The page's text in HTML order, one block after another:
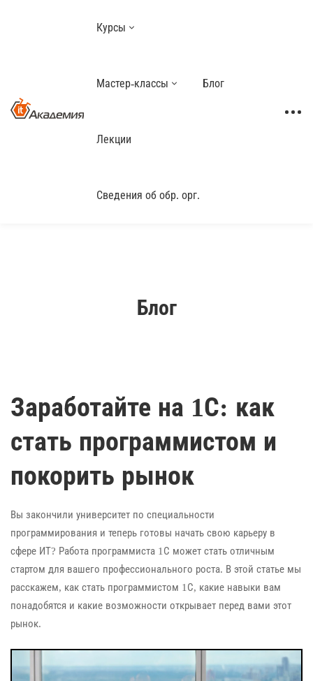
Курсы
Мастер-классы Блог
Лекции
Сведения об обр. орг.
Блог
Заработайте на 1С: как
стать программистом и
покорить рынок
Вы закончили университет по специальности
программирования и теперь готовы начать свою карьеру в
сфере ИТ? Работа программиста 1С может стать отличным
стартом для вашего профессионального роста. В этой статье мы
расскажем, как стать программистом 1С, какие навыки вам
понадобятся и какие возможности открывает перед вами этот
рынок.